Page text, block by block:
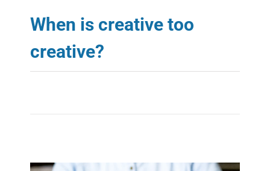
When is creative too
creative?